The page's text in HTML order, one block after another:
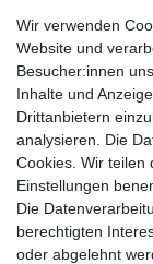
Einkaufen
Zahlungsarten
Versandarten & -
Warenkorb
Wir verwenden
Website und
Besucher:innen
Inhalte und
Drittanbietern
analysieren. Die
Cookies. Wir teilen
Einstellungen
Die
berechtigten
oder abgelehnt